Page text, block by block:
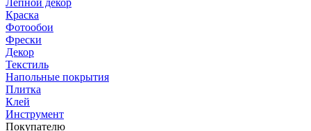
Лепной декор
Краска
Фотообои
Фрески
Декор
Текстиль
Напольные покрытия
Плитка
Клей
Инструмент
Покупателю